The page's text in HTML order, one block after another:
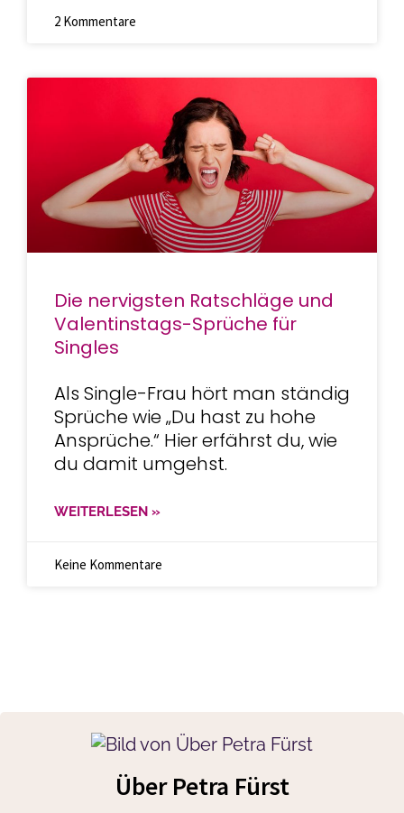
2 Kommentare
Die nervigsten Ratschläge und
Valentinstags-Sprüche für
Singles
Als Single-Frau hört man ständig
Sprüche wie „Du hast zu hohe
Ansprüche.“ Hier erfährst du, wie
du damit umgehst.
WEITERLESEN »
Keine Kommentare
Über Petra Fürst